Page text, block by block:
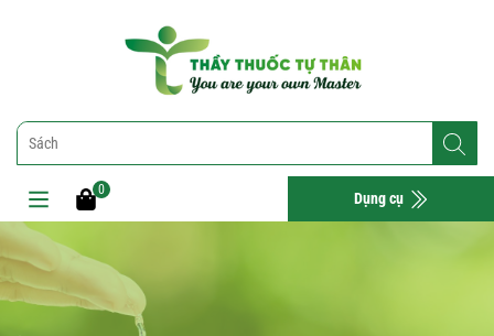
0 Dụng cụ